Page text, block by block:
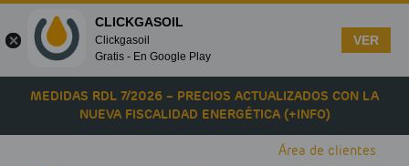
Skip to main content
MEDIDAS RDL 7/2026 – PRECIOS ACTUALIZADOS CON LA
NUEVA FISCALIDAD ENERGÉTICA (+INFO)
Área de clientes
CLICKGASOIL
Clickgasoil
Gratis - En Google Play
VER